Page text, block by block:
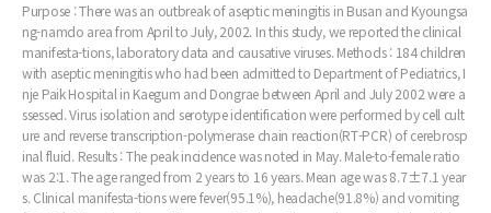
Purpose : There was an outbreak of aseptic meningitis in Busan and Kyoungsa
ng-namdo area from April to July, 2002. In this study, we reported the clinical
manifesta-tions, laboratory data and causative viruses. Methods : 184 children
with aseptic meningitis who had been admitted to Department of Pediatrics, I
nje Paik Hospital in Kaegum and Dongrae between April and July 2002 were a
ssessed. Virus isolation and serotype identification were performed by cell cult
ure and reverse transcription-polymerase chain reaction(RT-PCR) of cerebrosp
inal fluid. Results : The peak incidence was noted in May. Male-to-female ratio
was 2:1. The age ranged from 2 years to 16 years. Mean age was 8.7±7.1 year
s. Clinical manifesta-tions were fever(95.1%), headache(91.8%) and vomiting